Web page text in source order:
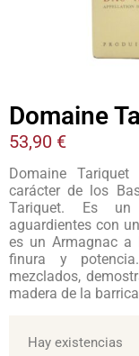
Domaine
53,90 €
Domaine
carácter de los
Tariquet. Es un
aguardientes con
es un Armagnac a
finura y
mezclados,
madera de la
Hay existencias